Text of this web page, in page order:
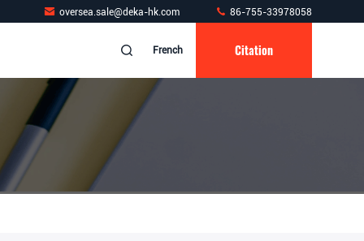
oversea.sale@deka-hk.com 86-755-33978058
French Citation